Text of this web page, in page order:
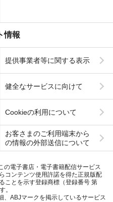
情報
提供事業者等に関する表示
健全なサービスに向けて
Cookieの利用について
お客さまのご利用端末から
の情報の外部送信について
の電子書店・電子書籍配信サービス
コンテンツ使用許諾を得た正規版配
ことを示す登録商標（登録番号 第
。
、ABJマークを掲示しているサービス